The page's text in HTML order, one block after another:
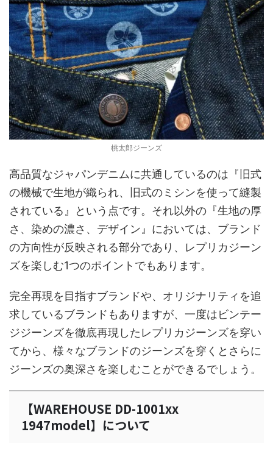
桃太郎ジーンズ
高品質なジャパンデニムに共通しているのは『旧式
の機械で生地が織られ、旧式のミシンを使って縫製
されている』という点です。それ以外の『生地の厚
さ、染めの濃さ、デザイン』においては、ブランド
の方向性が反映される部分であり、レプリカジーン
ズを楽しむ1つのポイントでもあります。
完全再現を目指すブランドや、オリジナリティを追
求しているブランドもありますが、一度はビンテー
ジジーンズを徹底再現したレプリカジーンズを穿い
てから、様々なブランドのジーンズを穿くとさらに
ジーンズの奥深さを楽しむことができるでしょう。
【WAREHOUSE DD-1001xx
1947model】について